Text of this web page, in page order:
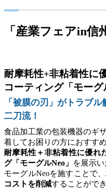
「産業フェアin信
耐摩耗性+非粘着性に
コーティング「モーグ
「被膜の刃」がトラブ
二刀流！
食品加工業の包装機器のギ
着してお困りの方におすすめ
耐摩耗性＋非粘着性に優れ
グ「モーグルNeo」 を展示い
モーグルNeoを施すことで、
コストを削減することができ